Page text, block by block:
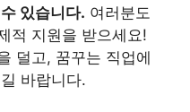
있습니다. 여러분도
적 지원을 받으세요!
덜고, 꿈꾸는 직업에
바랍니다.